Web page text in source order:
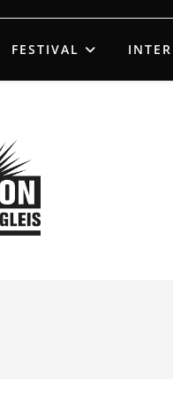
FESTIVAL